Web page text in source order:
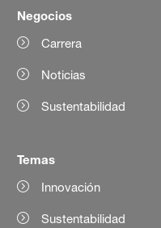
Negocios
Carrera
Noticias
Sustentabilidad
Temas
Innovación
Sustentabilidad